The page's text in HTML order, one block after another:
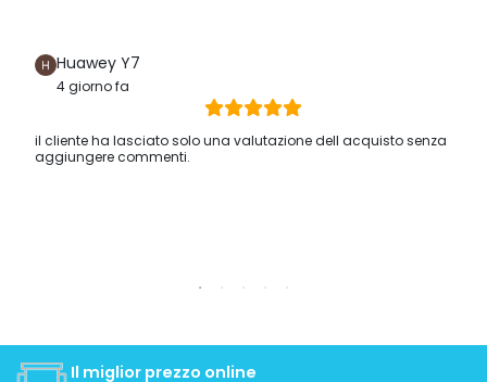
Huawey Y7
4 giorno fa
il cliente ha lasciato solo una valutazione dell acquisto senza
aggiungere commenti.
Il miglior prezzo online